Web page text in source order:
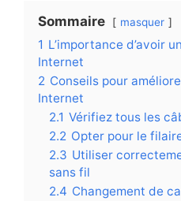
Sommaire masquer
1 L’importance d’avoir
Internet
2 Conseils pour
Internet
2.1 Vérifiez tous les
2.2 Opter pour le
2.3 Utiliser
sans fil
2.4 Changement de